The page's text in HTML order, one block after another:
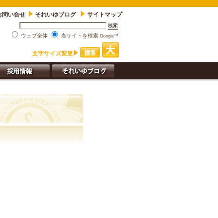
問い合せ それいゆブログ サイトマップ
ウェブ全体 当サイトを検索 Google™
文字サイズ変更